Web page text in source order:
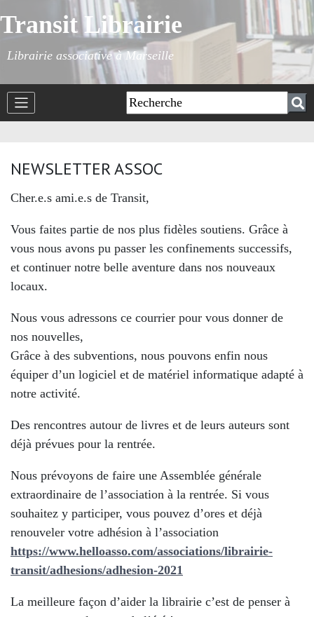
Transit Librairie
Librairie associative à Marseille
NEWSLETTER ASSOC
Cher.e.s ami.e.s de Transit,
Vous faites partie de nos plus fidèles soutiens. Grâce à
vous nous avons pu passer les confinements successifs,
et continuer notre belle aventure dans nos nouveaux
locaux.
Nous vous adressons ce courrier pour vous donner de
nos nouvelles,
Grâce à des subventions, nous pouvons enfin nous
équiper d’un logiciel et de matériel informatique adapté à
notre activité.
Des rencontres autour de livres et de leurs auteurs sont
déjà prévues pour la rentrée.
Nous prévoyons de faire une Assemblée générale
extraordinaire de l’association à la rentrée. Si vous
souhaitez y participer, vous pouvez d’ores et déjà
renouveler votre adhésion à l’association
https://www.helloasso.com/associations/librairie-
transit/adhesions/adhesion-2021
La meilleure façon d’aider la librairie c’est de penser à